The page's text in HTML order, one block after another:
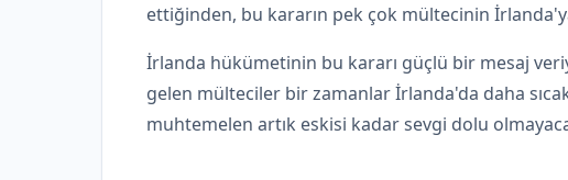
ettiğinden, bu kararın pek çok mültecinin
İrlanda hükümetinin bu kararı güçlü bir mesaj
gelen mülteciler bir zamanlar İrlanda'da daha
muhtemelen artık eskisi kadar sevgi dolu